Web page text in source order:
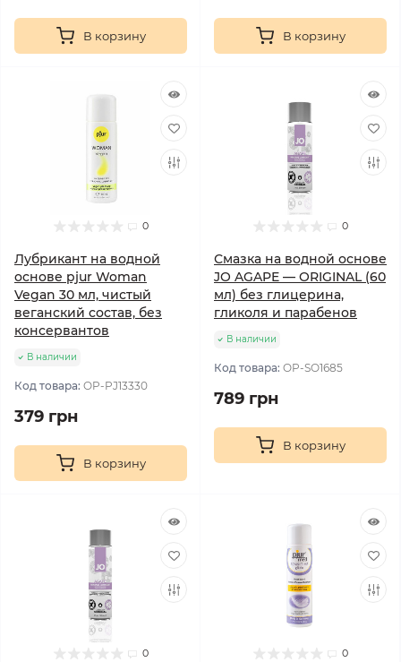
В корзину В корзину
0
Лубрикант на водной
основе pjur Woman
Vegan 30 мл, чистый
веганский состав, без
консервантов
В наличии
Код товара: OP-PJ13330
379 грн
В корзину
0
Смазка на водной основе
JO AGAPE — ORIGINAL (60
мл) без глицерина,
гликоля и парабенов
В наличии
Код товара: OP-SO1685
789 грн
В корзину
0 0